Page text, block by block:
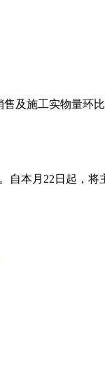
施工实物量环
本月22日起，